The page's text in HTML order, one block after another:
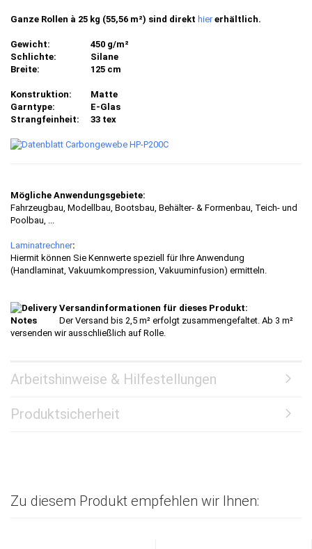
Ganze Rollen à 25 kg (55,56 m²) sind direkt hiererhältlich.
Gewicht:
450 g/m²
Schlichte:
Silane
Breite:
125 cm
Konstruktion:
Matte
Garntype:
E-Glas
Strangfeinheit:
33 tex
Mögliche Anwendungsgebiete:
Fahrzeugbau, Modellbau, Bootsbau, Behälter- & Formenbau, Teich- und
Poolbau, ...
Laminatrechner:
Hiermit können Sie Kennwerte speziell für Ihre Anwendung
(Handlaminat, Vakuumkompression, Vakuuminfusion) ermitteln.
Versandinformationen für dieses Produkt:
Der Versand bis 2,5 m² erfolgt zusammengefaltet. Ab 3 m²
versenden wir ausschließlich auf Rolle.
Arbeitshinweise & Hilfestellungen
Produktsicherheit
Zu diesem Produkt empfehlen wir Ihnen: